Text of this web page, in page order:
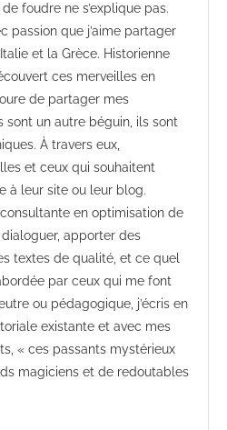
foudre ne s’explique pas.
passion que j’aime partager
et la Grèce. Historienne
ces merveilles en
de partager mes
sont un autre béguin, ils sont
À travers eux,
et ceux qui souhaitent
à leur site ou leur blog.
en optimisation de
apporter des
textes de qualité, et ce quel
par ceux qui me font
ou pédagogique, j’écris en
existante et avec mes
« ces passants mystérieux
magiciens et de redoutables